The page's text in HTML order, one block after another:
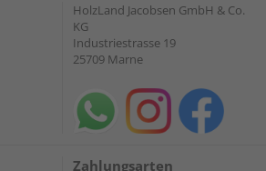
HolzLand Jacobsen GmbH & Co.
KG
Industriestrasse 19
25709 Marne
Zahlungsarten